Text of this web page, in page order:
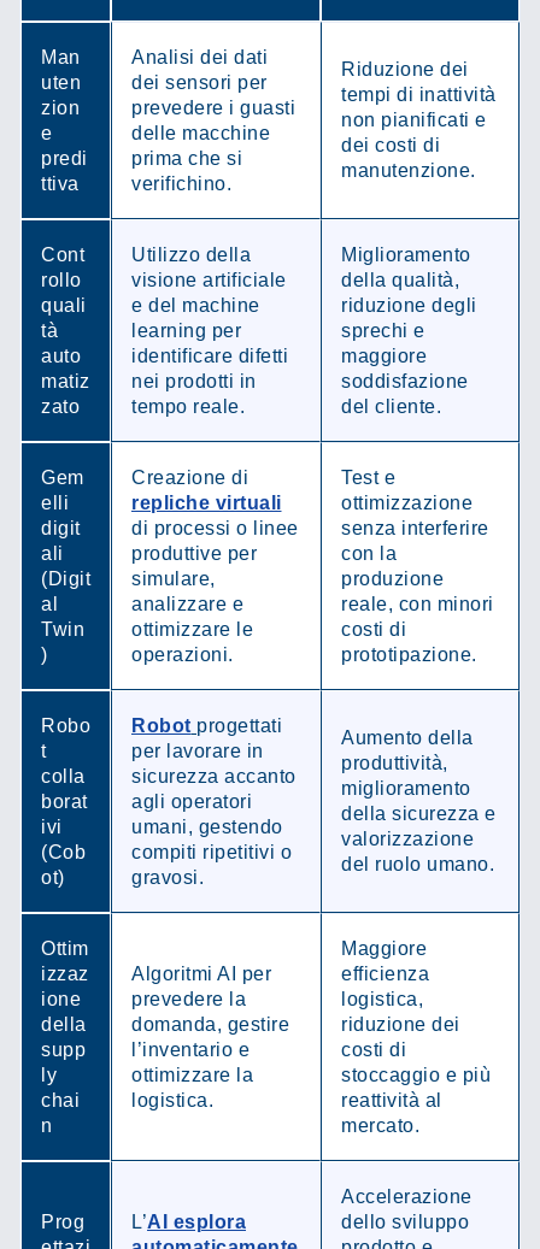
Man
uten
zion
e
predi
ttiva
Analisi dei dati
dei sensori per
prevedere i guasti
delle macchine
prima che si
verifichino.
Riduzione dei
tempi di inattività
non pianificati e
dei costi di
manutenzione.
Cont
rollo
quali
tà
auto
matiz
zato
Utilizzo della
visione artificiale
e del machine
learning per
identificare difetti
nei prodotti in
tempo reale.
Miglioramento
della qualità,
riduzione degli
sprechi e
maggiore
soddisfazione
del cliente.
Gem
elli
digit
ali
(Digit
al
Twin
)
Creazione di
repliche virtuali
di processi o linee
produttive per
simulare,
analizzare e
ottimizzare le
operazioni.
Test e
ottimizzazione
senza interferire
con la
produzione
reale, con minori
costi di
prototipazione.
Robo
t
colla
borat
ivi
(Cob
ot)
Robot progettati
per lavorare in
sicurezza accanto
agli operatori
umani, gestendo
compiti ripetitivi o
gravosi.
Aumento della
produttività,
miglioramento
della sicurezza e
valorizzazione
del ruolo umano.
Ottim
izzaz
ione
della
supp
ly
chai
n
Algoritmi AI per
prevedere la
domanda, gestire
l’inventario e
ottimizzare la
logistica.
Maggiore
efficienza
logistica,
riduzione dei
costi di
stoccaggio e più
reattività al
mercato.
Prog
L’AI esplora
Accelerazione
dello sviluppo